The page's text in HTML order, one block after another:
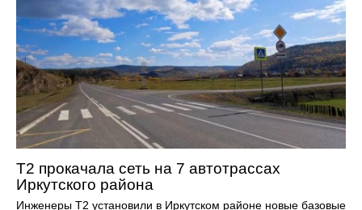
T2 прокачала сеть на 7 автотрассах
Иркутского района
Инженеры Т2 установили в Иркутском районе новые базовые